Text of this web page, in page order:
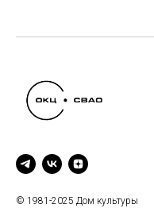
© 1981-2025 Дом культуры